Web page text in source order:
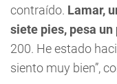
contraído. Lamar,
siete pies, pesa un
200. He estado
siento muy bien”,